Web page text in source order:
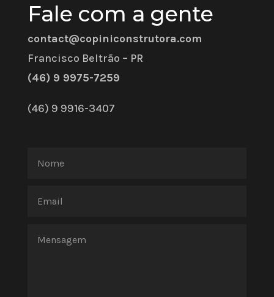
Fale com a gente
contact@copiniconstrutora.com
Francisco Beltrão – PR
(46) 9 9975-7259
(46) 9 9916-3407